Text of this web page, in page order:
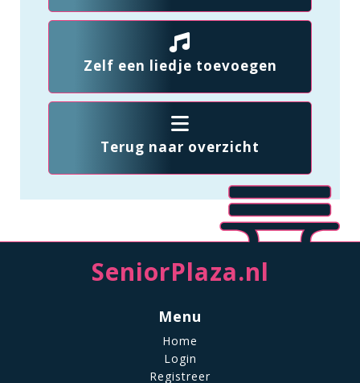
Zelf een liedje toevoegen
Terug naar overzicht
SeniorPlaza.nl
Menu
Home
Login
Registreer